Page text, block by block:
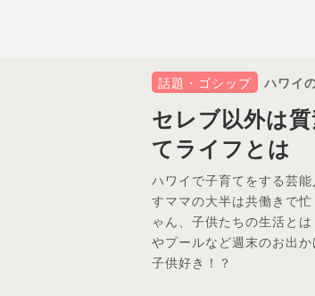
話題・ゴシップ ハワイ
セレブ以外は
てライフとは
ハワイで子育てをする芸
すママの大半は共働きで
ゃん、子供たちの生活と
やプールなど週末のお出
子供好き！？